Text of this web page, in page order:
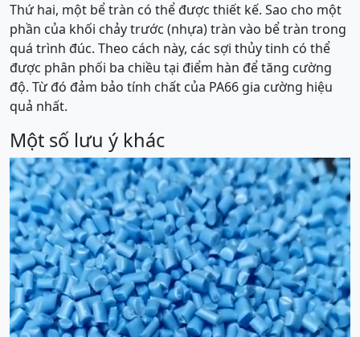
Thứ hai, một bể tràn có thể được thiết kế. Sao cho một
phần của khối chảy trước (nhựa) tràn vào bể tràn trong
quá trình đúc. Theo cách này, các sợi thủy tinh có thể
được phân phối ba chiều tại điểm hàn để tăng cường
độ. Từ đó đảm bảo tính chất của PA66 gia cường hiệu
quả nhất.
Một số lưu ý khác